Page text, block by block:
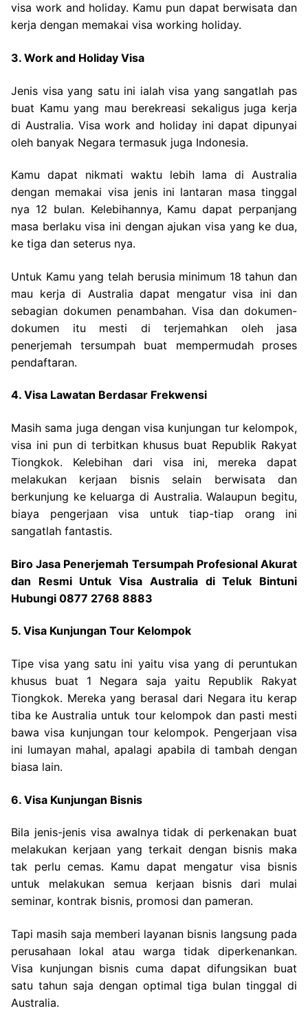
visa work and holiday. Kamu pun dapat berwisata dan
kerja dengan memakai visa working holiday.
3. Work and Holiday Visa
Jenis visa yang satu ini ialah visa yang sangatlah pas
buat Kamu yang mau berekreasi sekaligus juga kerja
di Australia. Visa work and holiday ini dapat dipunyai
oleh banyak Negara termasuk juga Indonesia.
Kamu dapat nikmati waktu lebih lama di Australia
dengan memakai visa jenis ini lantaran masa tinggal
nya 12 bulan. Kelebihannya, Kamu dapat perpanjang
masa berlaku visa ini dengan ajukan visa yang ke dua,
ke tiga dan seterus nya.
Untuk Kamu yang telah berusia minimum 18 tahun dan
mau kerja di Australia dapat mengatur visa ini dan
sebagian dokumen penambahan. Visa dan dokumen-
dokumen itu mesti di terjemahkan oleh jasa
penerjemah tersumpah buat mempermudah proses
pendaftaran.
4. Visa Lawatan Berdasar Frekwensi
Masih sama juga dengan visa kunjungan tur kelompok,
visa ini pun di terbitkan khusus buat Republik Rakyat
Tiongkok. Kelebihan dari visa ini, mereka dapat
melakukan kerjaan bisnis selain berwisata dan
berkunjung ke keluarga di Australia. Walaupun begitu,
biaya pengerjaan visa untuk tiap-tiap orang ini
sangatlah fantastis.
Biro Jasa Penerjemah Tersumpah Profesional Akurat
dan Resmi Untuk Visa Australia di Teluk Bintuni
Hubungi 0877 2768 8883
5. Visa Kunjungan Tour Kelompok
Tipe visa yang satu ini yaitu visa yang di peruntukan
khusus buat 1 Negara saja yaitu Republik Rakyat
Tiongkok. Mereka yang berasal dari Negara itu kerap
tiba ke Australia untuk tour kelompok dan pasti mesti
bawa visa kunjungan tour kelompok. Pengerjaan visa
ini lumayan mahal, apalagi apabila di tambah dengan
biasa lain.
6. Visa Kunjungan Bisnis
Bila jenis-jenis visa awalnya tidak di perkenakan buat
melakukan kerjaan yang terkait dengan bisnis maka
tak perlu cemas. Kamu dapat mengatur visa bisnis
untuk melakukan semua kerjaan bisnis dari mulai
seminar, kontrak bisnis, promosi dan pameran.
Tapi masih saja memberi layanan bisnis langsung pada
perusahaan lokal atau warga tidak diperkenankan.
Visa kunjungan bisnis cuma dapat difungsikan buat
satu tahun saja dengan optimal tiga bulan tinggal di
Australia.